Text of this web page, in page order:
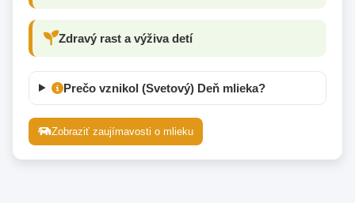
Zdravý rast a výživa detí
Prečo vznikol (Svetový) Deň mlieka?
Zobraziť zaujímavosti o mlieku